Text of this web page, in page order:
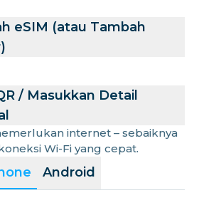
Android
eSIM (atau Tambah
/ Masukkan Detail
internet – sebaiknya
Wi-Fi yang cepat.